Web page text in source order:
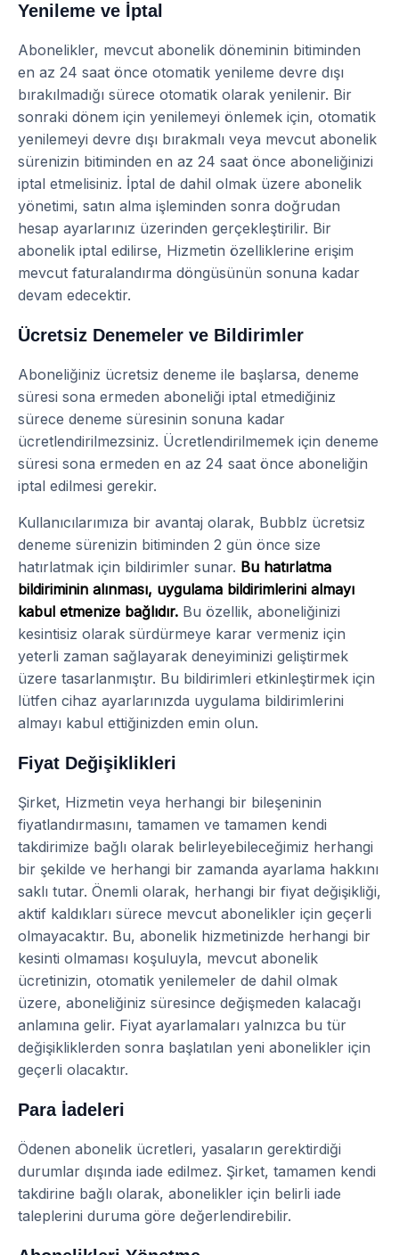
Yenileme ve İptal
Abonelikler, mevcut abonelik döneminin bitiminden
en az 24 saat önce otomatik yenileme devre dışı
bırakılmadığı sürece otomatik olarak yenilenir. Bir
sonraki dönem için yenilemeyi önlemek için, otomatik
yenilemeyi devre dışı bırakmalı veya mevcut abonelik
sürenizin bitiminden en az 24 saat önce aboneliğinizi
iptal etmelisiniz. İptal de dahil olmak üzere abonelik
yönetimi, satın alma işleminden sonra doğrudan
hesap ayarlarınız üzerinden gerçekleştirilir. Bir
abonelik iptal edilirse, Hizmetin özelliklerine erişim
mevcut faturalandırma döngüsünün sonuna kadar
devam edecektir.
Ücretsiz Denemeler ve Bildirimler
Aboneliğiniz ücretsiz deneme ile başlarsa, deneme
süresi sona ermeden aboneliği iptal etmediğiniz
sürece deneme süresinin sonuna kadar
ücretlendirilmezsiniz. Ücretlendirilmemek için deneme
süresi sona ermeden en az 24 saat önce aboneliğin
iptal edilmesi gerekir.
Kullanıcılarımıza bir avantaj olarak, Bubblz ücretsiz
deneme sürenizin bitiminden 2 gün önce size
hatırlatmak için bildirimler sunar. Bu hatırlatma
bildiriminin alınması, uygulama bildirimlerini almayı
kabul etmenize bağlıdır. Bu özellik, aboneliğinizi
kesintisiz olarak sürdürmeye karar vermeniz için
yeterli zaman sağlayarak deneyiminizi geliştirmek
üzere tasarlanmıştır. Bu bildirimleri etkinleştirmek için
lütfen cihaz ayarlarınızda uygulama bildirimlerini
almayı kabul ettiğinizden emin olun.
Fiyat Değişiklikleri
Şirket, Hizmetin veya herhangi bir bileşeninin
fiyatlandırmasını, tamamen ve tamamen kendi
takdirimize bağlı olarak belirleyebileceğimiz herhangi
bir şekilde ve herhangi bir zamanda ayarlama hakkını
saklı tutar. Önemli olarak, herhangi bir fiyat değişikliği,
aktif kaldıkları sürece mevcut abonelikler için geçerli
olmayacaktır. Bu, abonelik hizmetinizde herhangi bir
kesinti olmaması koşuluyla, mevcut abonelik
ücretinizin, otomatik yenilemeler de dahil olmak
üzere, aboneliğiniz süresince değişmeden kalacağı
anlamına gelir. Fiyat ayarlamaları yalnızca bu tür
değişikliklerden sonra başlatılan yeni abonelikler için
geçerli olacaktır.
Para İadeleri
Ödenen abonelik ücretleri, yasaların gerektirdiği
durumlar dışında iade edilmez. Şirket, tamamen kendi
takdirine bağlı olarak, abonelikler için belirli iade
taleplerini duruma göre değerlendirebilir.